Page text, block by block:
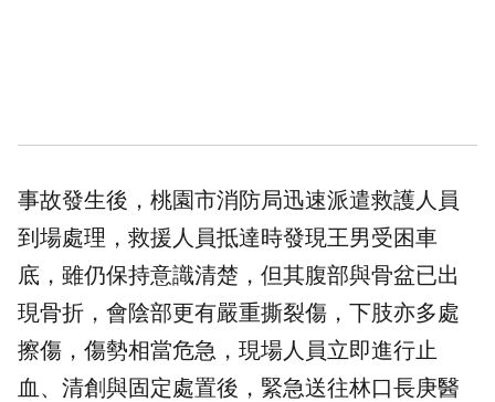
事故發生後， 桃園市消防局迅速派遣救護人員
到場處理，救援人員抵達時發現王男受困車
底，雖仍保持意識清楚，但其腹部與骨盆已出
現骨折，會陰部更有嚴重撕裂傷，下肢亦多處
擦傷，傷勢相當危急，現場人員立即進行止
血、清創與固定處置後，緊急送往林口長庚醫